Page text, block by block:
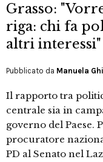
Grasso:
riga: chi fa
altri interessi"
Pubblicato da Manuela
Il rapporto tra
centrale sia in
governo del Paese.
procuratore
PD al Senato nel